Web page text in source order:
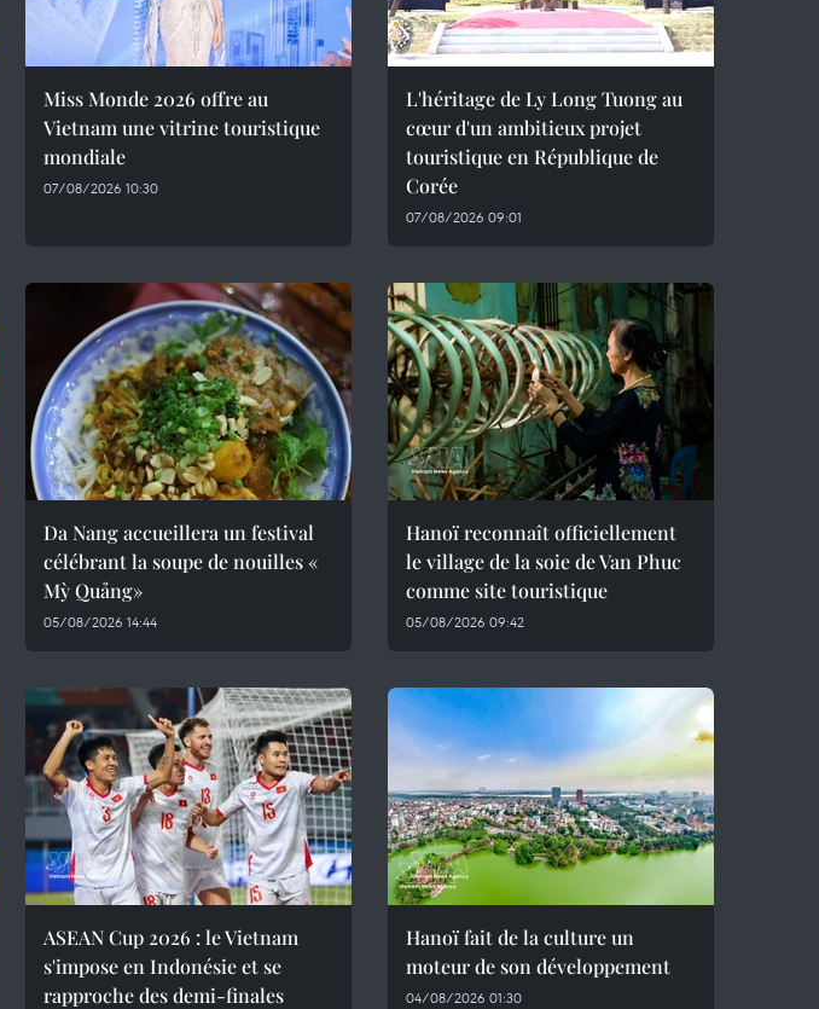
Miss Monde 2026 offre au
Vietnam une vitrine touristique
mondiale
07/08/2026 10:30
L'héritage de Ly Long Tuong au
cœur d'un ambitieux projet
touristique en République de
Corée
07/08/2026 09:01
Da Nang accueillera un festival
célébrant la soupe de nouilles «
Mỳ Quảng»
05/08/2026 14:44
Hanoï reconnaît officiellement
le village de la soie de Van Phuc
comme site touristique
05/08/2026 09:42
ASEAN Cup 2026 : le Vietnam
s'impose en Indonésie et se
rapproche des demi-finales
Hanoï fait de la culture un
moteur de son développement
04/08/2026 01:30